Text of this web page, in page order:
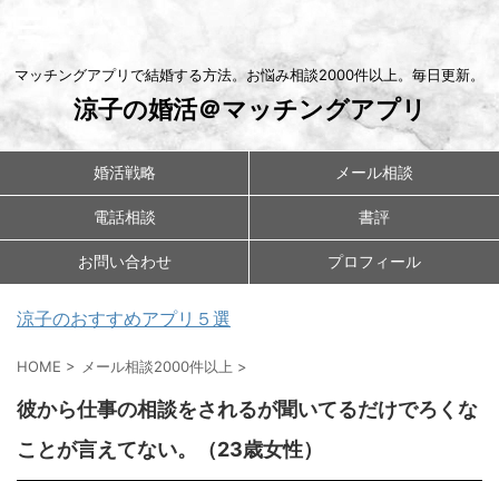
マッチングアプリで結婚する方法。お悩み相談2000件以上。毎日更新。
涼子の婚活＠マッチングアプリ
婚活戦略 メール相談
電話相談 書評
お問い合わせ プロフィール
涼子のおすすめアプリ５選
HOME > メール相談2000件以上 >
彼から仕事の相談をされるが聞いてるだけでろくな
ことが言えてない。（23歳女性）